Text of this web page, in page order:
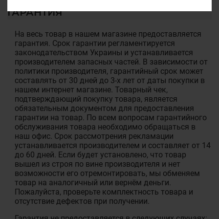
ГАРАНТИЯ
На весь товар в нашем магазине предоставляется
гарантия. Срок гарантии регламентируется
законодательством Украины и устанавливается
производителем запасных частей. В зависимости от
политики производителя, гарантийный срок может
составлять от 30 дней до 3-х лет от даты покупки в
нашем интернет магазине. Товарный чек,
подтверждающий покупку товара, является
обязательным документом для предоставления
гарантии на товар. По всем вопросам гарантийного
обслуживания товара необходимо обращаться в
наш офис. Срок рассмотрения рекламации
устанавливается производителем и составляет от 14
до 60 дней. Если будет установлено, что товар
вышел из строя по вине производителя и нет
возможности его отремонтировать, мы обменяем
товар на аналогичный или вернём деньги.
Пожалуйста, проверьте комплектность товара и
отсутствие дефектов при получении.